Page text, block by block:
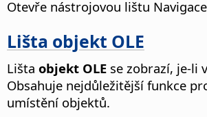
Otevře nástrojovou lištu
Lišta objekt OLE
Lišta objekt OLE se zobrazí, je-li
Obsahuje nejdůležitější funkce
umístění objektů.